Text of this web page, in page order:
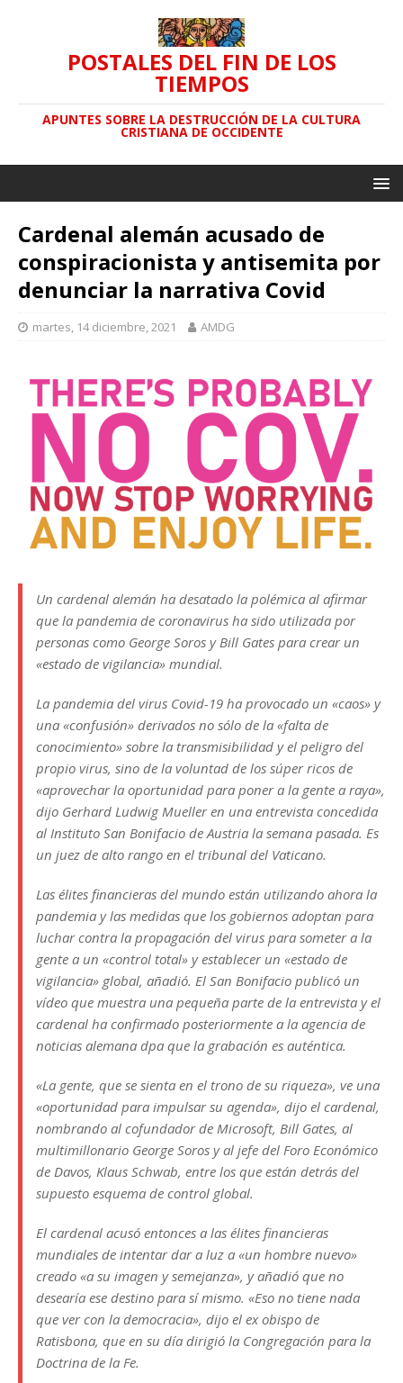
POSTALES DEL FIN DE LOS
TIEMPOS
APUNTES SOBRE LA DESTRUCCIÓN DE LA CULTURA
CRISTIANA DE OCCIDENTE
Cardenal alemán acusado de
conspiracionista y antisemita por
denunciar la narrativa Covid
martes, 14 diciembre, 2021 AMDG
Un cardenal alemán ha desatado la polémica al afirmar
que la pandemia de coronavirus ha sido utilizada por
personas como George Soros y Bill Gates para crear un
«estado de vigilancia» mundial.
La pandemia del virus Covid-19 ha provocado un «caos» y
una «confusión» derivados no sólo de la «falta de
conocimiento» sobre la transmisibilidad y el peligro del
propio virus, sino de la voluntad de los súper ricos de
«aprovechar la oportunidad para poner a la gente a raya»,
dijo Gerhard Ludwig Mueller en una entrevista concedida
al Instituto San Bonifacio de Austria la semana pasada. Es
un juez de alto rango en el tribunal del Vaticano.
Las élites financieras del mundo están utilizando ahora la
pandemia y las medidas que los gobiernos adoptan para
luchar contra la propagación del virus para someter a la
gente a un «control total» y establecer un «estado de
vigilancia» global, añadió. El San Bonifacio publicó un
vídeo que muestra una pequeña parte de la entrevista y el
cardenal ha confirmado posteriormente a la agencia de
noticias alemana dpa que la grabación es auténtica.
«La gente, que se sienta en el trono de su riqueza», ve una
«oportunidad para impulsar su agenda», dijo el cardenal,
nombrando al cofundador de Microsoft, Bill Gates, al
multimillonario George Soros y al jefe del Foro Económico
de Davos, Klaus Schwab, entre los que están detrás del
supuesto esquema de control global.
El cardenal acusó entonces a las élites financieras
mundiales de intentar dar a luz a «un hombre nuevo»
creado «a su imagen y semejanza», y añadió que no
desearía ese destino para sí mismo. «Eso no tiene nada
que ver con la democracia», dijo el ex obispo de
Ratisbona, que en su día dirigió la Congregación para la
Doctrina de la Fe.